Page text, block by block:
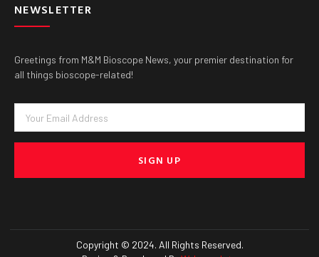
NEWSLETTER
Greetings from M&M Bioscope News, your premier destination for
all things bioscope-related!
Email
SIGN UP
Copyright © 2024. All Rights Reserved.